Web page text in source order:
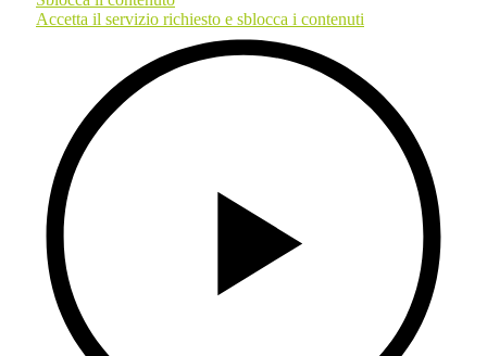
Accetta il servizio richiesto e sblocca i contenuti